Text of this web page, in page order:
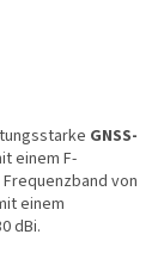
GNSS-
einem F-
von
einem
dBi.